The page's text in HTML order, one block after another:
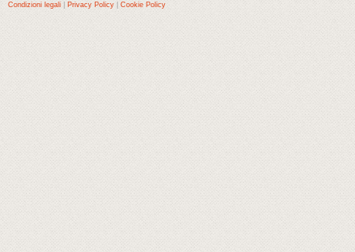
Condizioni legali
Privacy Policy Cookie Policy